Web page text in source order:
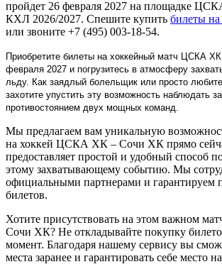
пройдет 26 февраля 2027 на площадке
КХЛ 2026/2027. Спешите купить билеты на
или звоните +7 (495) 003-18-54.
Приобретите билеты на хоккейный матч ЦСКА
февраля 2027 и погрузитесь в атмосферу
льду. Как заядлый болельщик или просто
захотите упустить эту возможность наблюдать
противостоянием двух мощных команд.
Мы предлагаем вам уникальную
на хоккей ЦСКА ХК – Сочи ХК прямо
предоставляет простой и удобный способ
этому захватывающему событию. Мы
официальными партнерами и гарантируем
билетов.
Хотите присутствовать на этом важном
Сочи ХК? Не откладывайте покупку
момент. Благодаря нашему сервису вы
места заранее и гарантировать себе место